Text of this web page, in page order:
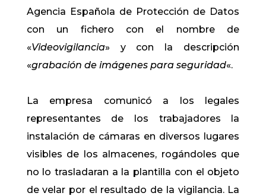
Agencia Española de Protección de Datos
con un fichero con el nombre de
«Videovigilancia» y con la descripción
«grabación de imágenes para seguridad«.
La empresa comunicó a los legales
representantes de los trabajadores la
instalación de cámaras en diversos lugares
visibles de los almacenes, rogándoles que
no lo trasladaran a la plantilla con el objeto
de velar por el resultado de la vigilancia. La